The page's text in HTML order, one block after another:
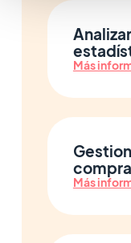
Más
compra
Más